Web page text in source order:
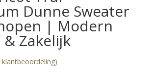
Dunne Sweater
| Modern
& Zakelijk
klantbeoordeling)